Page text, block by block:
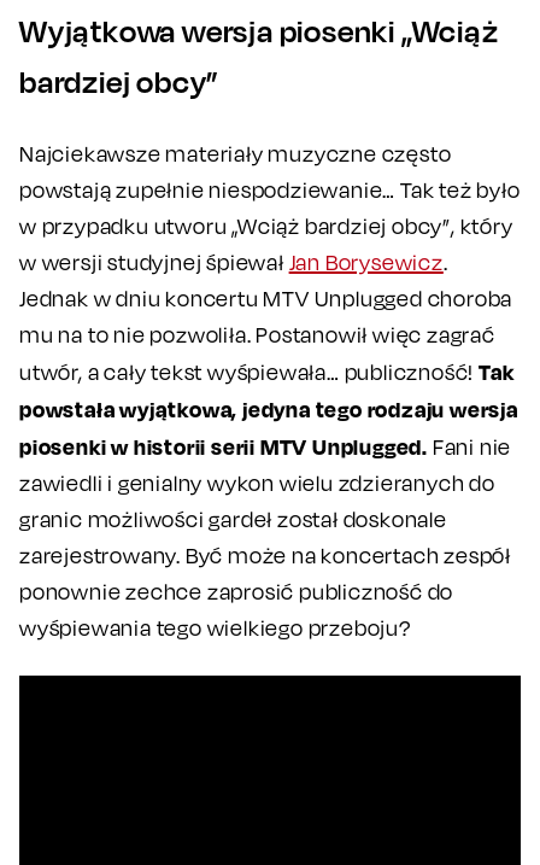
Wyjątkowa wersja piosenki „Wciąż
bardziej obcy”
Najciekawsze materiały muzyczne często
powstają zupełnie niespodziewanie… Tak też było
w przypadku utworu „Wciąż bardziej obcy”, który
w wersji studyjnej śpiewałJan Borysewicz.
Jednak w dniu koncertu MTV Unplugged choroba
mu na to nie pozwoliła. Postanowił więc zagrać
utwór, a cały tekst wyśpiewała… publiczność! Tak
powstała wyjątkowa, jedyna tego rodzaju wersja
piosenki w historii serii MTV Unplugged. Fani nie
zawiedli i genialny wykon wielu zdzieranych do
granic możliwości gardeł został doskonale
zarejestrowany. Być może na koncertach zespół
ponownie zechce zaprosić publiczność do
wyśpiewania tego wielkiego przeboju?